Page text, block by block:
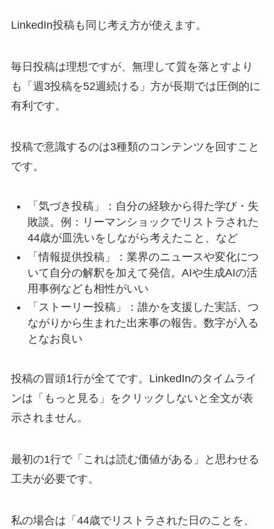
LinkedIn投稿も同じ考え方が使えます。
毎日投稿は理想ですが、無理して質を落とすより
も「週3投稿を52週続ける」方が長期では圧倒的に
有利です。
投稿で意識するのは3種類のコンテンツを回すこと
です。
「気づき投稿」：自分の経験から得た学び・失
敗談。例：リーマンショックでリストラされた
44歳が皿洗いをしながら考えたこと、など
「情報提供投稿」：業界のニュースや変化につ
いて自分の解釈を加えて発信。AIや生成AIの活
用事例なども相性がいい
「ストーリー投稿」：誰かを支援した実話、つ
ながりから生まれた出来事の報告。数字が入る
となお良い
投稿の冒頭1行が全てです。LinkedInのタイムライ
ンは「もっと見る」をクリックしないと全文が表
示されません。
最初の1行で「これは読む価値がある」と思わせる
工夫が必要です。
私の場合は「44歳でリストラされた日のことを、